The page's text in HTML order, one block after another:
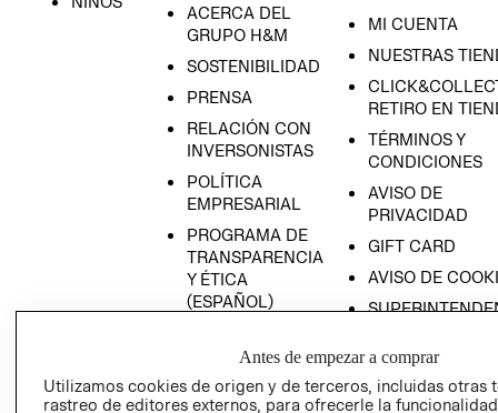
ACERCA DEL
GRUPO H&M
SOSTENIBILIDAD
PRENSA
RELACIÓN CON
INVERSONISTAS
POLÍTICA
EMPRESARIAL
PROGRAMA DE
TRANSPARENCIA
Y ÉTICA
(ESPAÑOL)
TRANSPARENCIA
Y ÉTICA (INGLÉS)
MI CUENTA
NUESTRAS
RETIRO EN
TÉRMINOS Y
CONDICIONES
AVISO DE
PRIVACIDAD
GIFT CARD
AVISO DE
COMERCIO - SIC
PETICIONES
QUEJAS Y
Antes de empezar a comprar
Utilizamos cookies de origen y de terceros, incluidas otras
rastreo de editores externos, para ofrecerle la